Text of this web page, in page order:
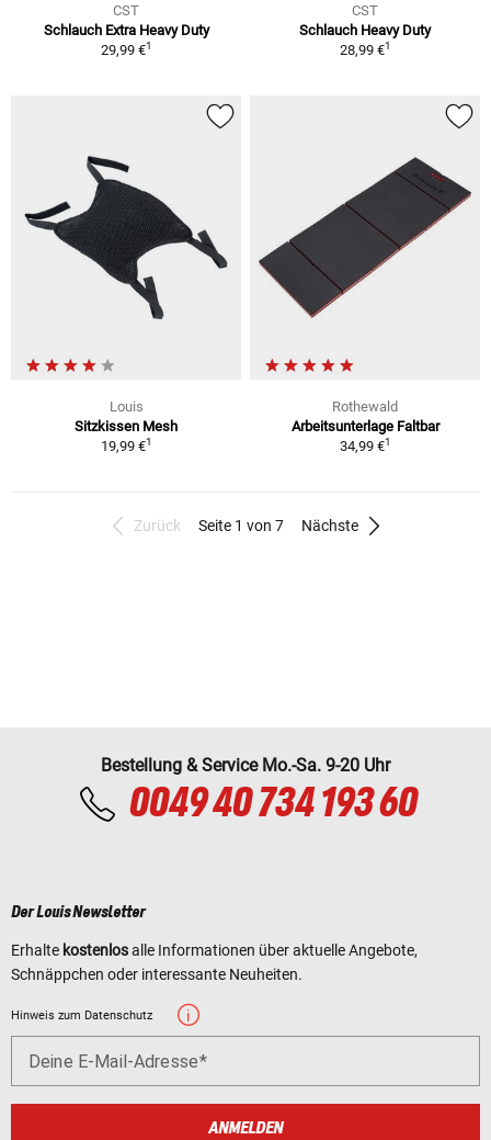
CST
Schlauch Extra Heavy Duty
29,99 €1
CST
Schlauch Heavy Duty
28,99 €1
Louis
Sitzkissen Mesh
19,99 €1
Rothewald
Arbeitsunterlage Faltbar
34,99 €1
Zurück Seite 1 von 7 Nächste
Bestellung & Service Mo.-Sa. 9-20 Uhr
0049 40 734 193 60
Der Louis Newsletter
Erhalte kostenlosalle Informationen über aktuelle Angebote,
Schnäppchen oder interessante Neuheiten.
Hinweis zum Datenschutz
Deine E-Mail-Adresse
ANMELDEN